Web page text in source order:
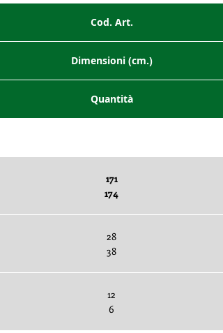
Cod. Art.
Dimensioni (cm.)
Quantità
171
174
28
38
12
6